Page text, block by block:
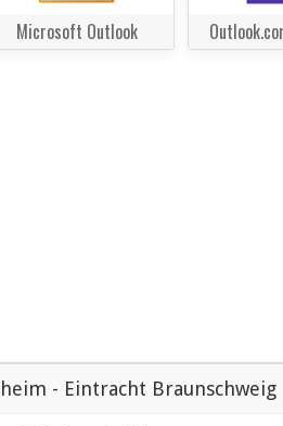
Microsoft Outlook
- Eintracht Braunschweig